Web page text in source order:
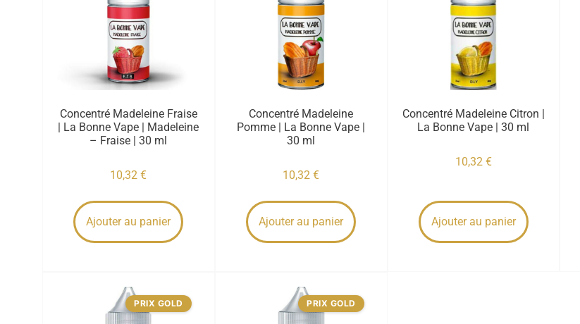
Concentré Madeleine Fraise
| La Bonne Vape | Madeleine
– Fraise | 30 ml
10,32€
Ajouter au panier
Concentré Madeleine
Pomme | La Bonne Vape |
30 ml
10,32€
Ajouter au panier
Concentré Madeleine Citron |
La Bonne Vape | 30 ml
10,32 €
Ajouter au panier
PRIX GOLD PRIX GOLD